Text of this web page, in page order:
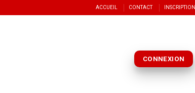
ACCUEIL CONTACT INSCRIPTION
CONNEXION